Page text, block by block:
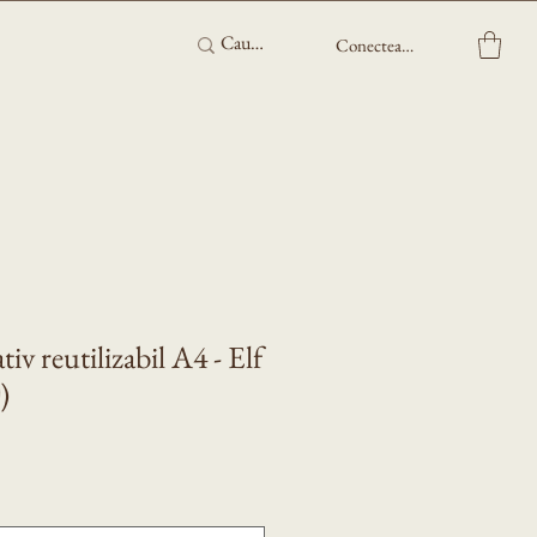
Conectează-te
reutilizabil A4 - Elf